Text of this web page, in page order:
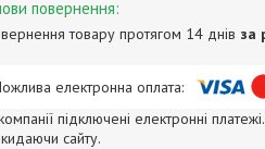
товару протягом 14 днів за
підключені електронні
сайту.